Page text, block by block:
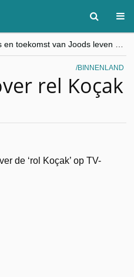
“Besnijdenisdebat toont hoe moeilijk seculiere Westen minderheden begrijpt”, Jinnih Beels (Vooruit)
CITYTRIP | ROEMENIË – Boekarest: de verrassing van Oost-Europa
goKosher lanceert nieuwe website en samenwerking met Mishpacha voor kosher travel en simchas wereldwijd
BINNENLAND
rel Koçak
de ‘rol Koçak’ op TV-